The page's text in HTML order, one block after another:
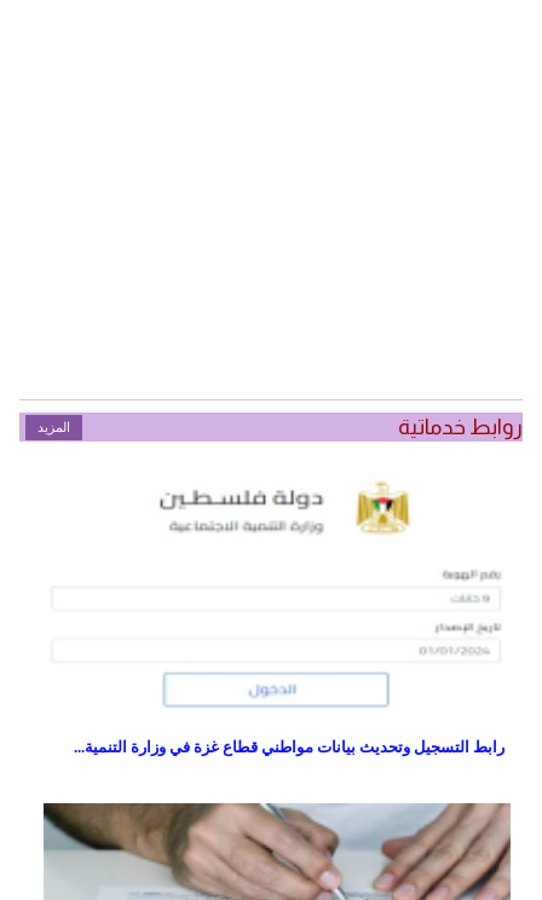
روابط خدماتية المزيد
رابط التسجيل وتحديث بيانات مواطني قطاع غزة في وزارة التنمية...